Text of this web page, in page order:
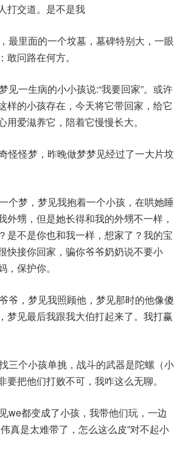
打交道。是不是我
最里面的一个坟墓，墓碑特别大，一眼
问路在何方。
见一生病的小小孩说:“我要回家”。或许
样的小孩存在，今天将它带回家，给它
用爱滋养它，陪着它慢慢长大。​
怪怪梦，昨晚做梦梦见经过了一大片坟
个梦，梦见我抱着一个小孩，在哄她睡
外甥，但是她长得和我的外甥不一样，
是不是你也和我一样，想家了？我的宝
快接你回家，骗你爷爷奶奶说不要小
保护你。​
爷，梦见我照顾他，梦见那时的他像傻
梦见最后我跟我大伯打起来了。我打赢
三个小孩单挑，战斗的武器是陀螺（小
要把他们打败不可，我咋这么无聊。​
we都变成了小孩，我带他们玩，一边
真是太难带了，怎么这么皮”对不起小